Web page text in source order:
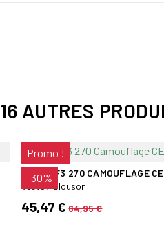
16 AUTRES
Promo !
-30%
VESTE F3 270 CAMOUFLAGE CE
Veste / Blouson
45,47 € 64,95 €